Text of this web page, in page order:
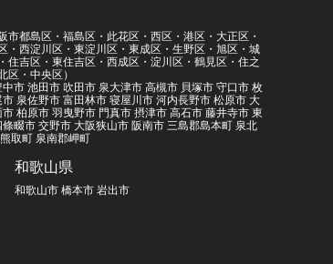
市都島区・福島区・此花区・西区・港区・大正区・
・西淀川区・東淀川区・東成区・生野区・旭区・城
住吉区・東住吉区・西成区・淀川区・鶴見区・住之
区・中央区）
市 池田市 吹田市 泉大津市 高槻市 貝塚市 守口市 枚
泉佐野市 富田林市 寝屋川市 河内長野市 松原市 大
柏原市 羽曳野市 門真市 摂津市 高石市 藤井寺市 東
畷市 交野市 大阪狭山市 阪南市 三島郡島本町 泉北
取町 泉南郡岬町
和歌山県
和歌山市 橋本市 岩出市